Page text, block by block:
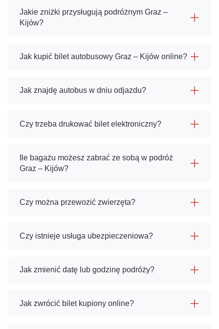
Jakie zniżki przysługują podróżnym Graz –
Kijów?
Jak kupić bilet autobusowy Graz – Kijów online?
Jak znajdę autobus w dniu odjazdu?
Czy trzeba drukować bilet elektroniczny?
Ile bagażu możesz zabrać ze sobą w podróż
Graz – Kijów?
Czy można przewozić zwierzęta?
Czy istnieje usługa ubezpieczeniowa?
Jak zmienić datę lub godzinę podróży?
Jak zwrócić bilet kupiony online?